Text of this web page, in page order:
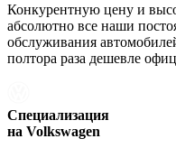
Конкурентную цену и
абсолютно все наши
обслуживания
полтора раза дешевле
Специализация
на Volkswagen